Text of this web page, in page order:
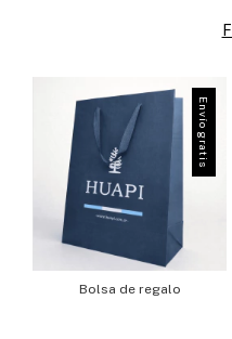
Envío gratis
Bolsa de regalo